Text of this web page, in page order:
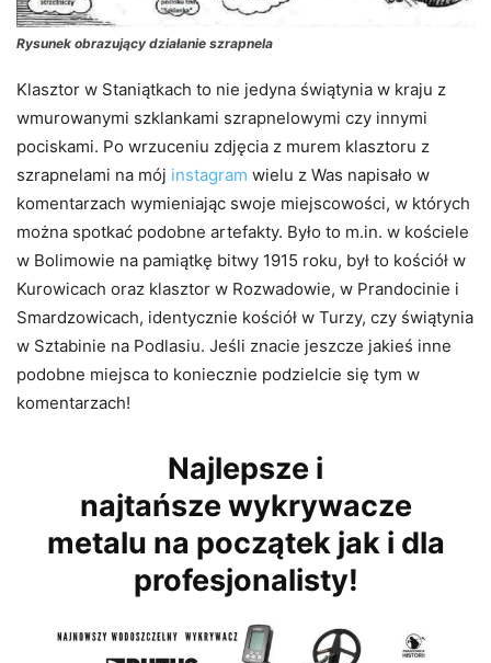
Rysunek obrazujący działanie szrapnela
Klasztor w Staniątkach to nie jedyna świątynia w kraju z
wmurowanymi szklankami szrapnelowymi czy innymi
pociskami. Po wrzuceniu zdjęcia z murem klasztoru z
szrapnelami na mój instagram wielu z Was napisało w
komentarzach wymieniając swoje miejscowości, w których
można spotkać podobne artefakty. Było to m.in. w kościele
w Bolimowie na pamiątkę bitwy 1915 roku, był to kościół w
Kurowicach oraz klasztor w Rozwadowie, w Prandocinie i
Smardzowicach, identycznie kościół w Turzy, czy świątynia
w Sztabinie na Podlasiu. Jeśli znacie jeszcze jakieś inne
podobne miejsca to koniecznie podzielcie się tym w
komentarzach!
Najlepsze i
najtańsze wykrywacze
metalu na początek jak i dla
profesjonalisty!